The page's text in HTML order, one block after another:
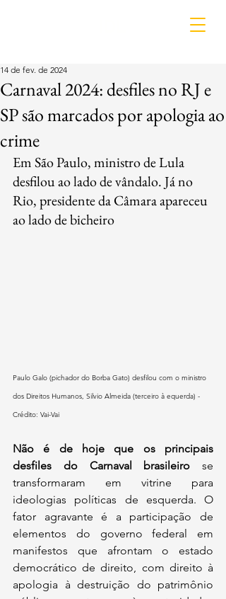
Carnaval 2024: desfiles no RJ e
SP são marcados por apologia ao
crime
14 de fev. de 2024
Em São Paulo, ministro de Lula
desfilou ao lado de vândalo. Já no
Rio, presidente da Câmara apareceu
ao lado de bicheiro
Paulo Galo (pichador do Borba Gato) desfilou com o ministro
dos Direitos Humanos, Silvio Almeida (terceiro à equerda) -
Crédito: Vai-Vai
Não é de hoje que os principais
desfiles do Carnaval brasileiro se
transformaram em vitrine para
ideologias políticas de esquerda. O
fator agravante é a participação de
elementos do governo federal em
manifestos que afrontam o estado
democrático de direito, com direito à
apologia à destruição do patrimônio